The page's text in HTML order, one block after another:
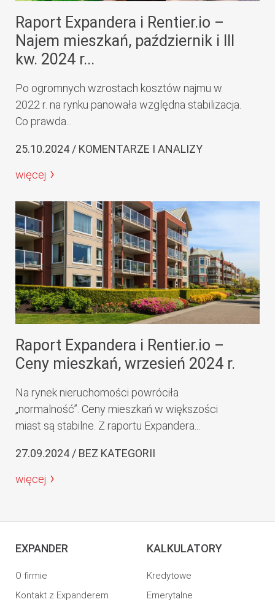
Raport Expandera i Rentier.io –
Najem mieszkań, październik i III
kw. 2024 r...
Po ogromnych wzrostach kosztów najmu w
2022 r. na rynku panowała względna stabilizacja.
Co prawda...
25.10.2024 / KOMENTARZE I ANALIZY
więcej
Raport Expandera i Rentier.io –
Ceny mieszkań, wrzesień 2024 r.
Na rynek nieruchomości powróciła
„normalność”. Ceny mieszkań w większości
miast są stabilne. Z raportu Expandera...
27.09.2024 / BEZ KATEGORII
więcej
EXPANDER
O firmie
Kontakt z Expanderem
KALKULATORY
Kredytowe
Emerytalne